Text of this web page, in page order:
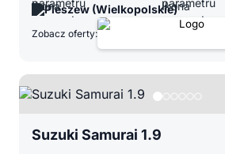
Pleszew (Wielkopolskie)
Zobacz oferty:
Suzuki Samurai 1.9